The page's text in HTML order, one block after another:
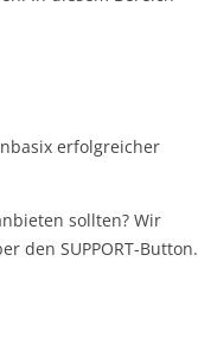
erfolgreicher
sollten? Wir
den SUPPORT-Button.